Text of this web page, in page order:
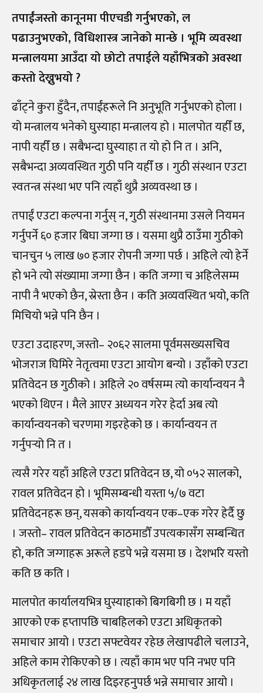
तपाईंजस्तो कानूनमा पीएचडी गर्नुभएको, ल
पढाउनुभएको, विधिशास्त्र जानेको मान्छे । भूमि व्यवस्था
मन्त्रालयमा आउँदा यो छोटो तपाईले यहाँभित्रको अवस्था
कस्तो देख्नुभयो ?
ढाँट्ने कुरा हुँदैन, तपाईंहरूले नि अनुभूति गर्नुभएको होला ।
यो मन्त्रालय भनेको घुस्याहा मन्त्रालय हो । मालपोत यहीँ छ,
नापी यहीँ छ । सबैभन्दा घुस्याहा त यो हो नि त । अनि,
सबैभन्दा अव्यवस्थित गुठीपनि यहीँ छ । गुठी संस्थान एउटा
स्वतन्त्र संस्था भए पनि त्यहाँ थुप्रै अव्यवस्था छ ।
तपाईं एउटा कल्पना गर्नुस् न, गुठी संस्थानमा उसले नियमन
गर्नुपर्ने ६० हजार बिघा जग्गा छ । यसमा थुप्रै ठाउँमा गुठीको
चानचुन ५ लाख ७० हजार रोपनी जग्गा पर्छ । अहिले त्यो हेर्ने
हो भने त्यो संख्यामाजग्गा छैन । कति जग्गा च अहिलेसम्म
नापी नै भएको छैन, स्रेस्ता छैन । कति अव्यवस्थित भयो, कति
मिचियो भन्ने पनि छैन ।
एउटा उदाहरण, जस्तो–२०६२ सालमा पूर्वमसख्यसचिव
भोजराज घिमिरे नेतृत्वमा एउटा आयोग बन्यो । उहाँको एउटा
प्रतिवेदन छ गुठीको । अहिले २० वर्षसम्म त्यो कार्यान्वयन नै
भएको थिएन । मैले आएर अध्ययन गरेरहेर्दा अब त्यो
कार्यान्वयनको चरणमा गइरहेको छ । कार्यान्वयन त
गर्नुपर्‍यो नि त ।
त्यसै गरेर यहाँ अहिले एउटा प्रतिवेदन छ, यो ०५२ सालको,
रावल प्रतिवेदन हो । भूमिसम्बन्धी यस्ता ५/७ वटा
प्रतिवेदनहरू छन्, यसको कार्यान्वयन एक–एक गरेर हेर्दै छु
। जस्तो–रावल प्रतिवेदन काठमाडौँ उपत्यकासँग सम्बन्धित
हो, कति जग्गाहरू अरूले हडपे भन्ने यसमा छ । देशभरि यस्तो
कति छ कति ।
मालपोत कार्यालयभित्र घुस्याहाको बिगबिगी छ । म यहाँ
आएको एक हप्तापछि चाबहिलको एउटा अधिकृतको
समाचार आयो । एउटा सफ्टवेयर रहेछ लेखापढीले चलाउने,
अहिले काम रोकिएको छ । त्यहाँ काम भए पनि नभए पनि
अधिकृतलाई २४ लाख दिइरहनुपर्छ भन्ने समाचार आयो ।